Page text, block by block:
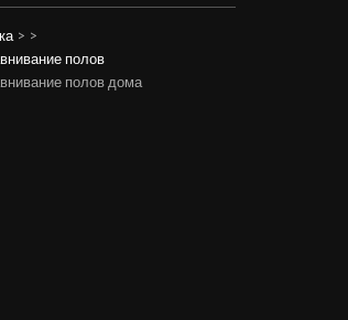
>
полов
>
полов дома